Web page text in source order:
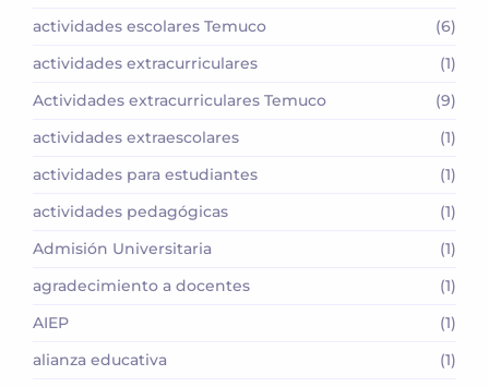
actividades escolares Temuco
(6)
actividades extracurriculares
(1)
Actividades extracurriculares Temuco
(9)
actividades extraescolares
(1)
actividades para estudiantes
(1)
actividades pedagógicas
(1)
Admisión Universitaria
(1)
agradecimiento a docentes
(1)
AIEP
(1)
alianza educativa
(1)